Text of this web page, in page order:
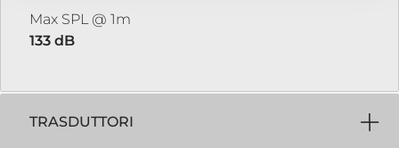
Max SPL @ 1m
133 dB
TRASDUTTORI